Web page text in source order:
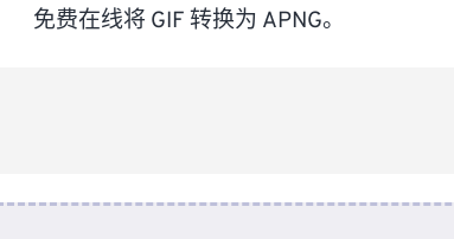
免费在线将 GIF 转换为 APNG。